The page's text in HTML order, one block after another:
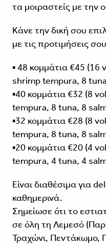
τα μοιραστείς με την
Κάνε την δική σου
με τις προτιμήσεις σου
▪️ 48 κομμάτια €45
shrimp tempura, 8
▪️40 κομμάτια €32 (8
tempura, 8 tuna, 8
▪️32 κομμάτια €28 (8
tempura, 8 tuna, 8
▪️20 κομμάτια €20 (4
tempura, 4 tuna, 4
Είναι διαθέσιμα για
καθημερινά.
Σημείωσε ότι το
σε όλη τη Λεμεσό
Τραχώνι, Πεντάκωμο,